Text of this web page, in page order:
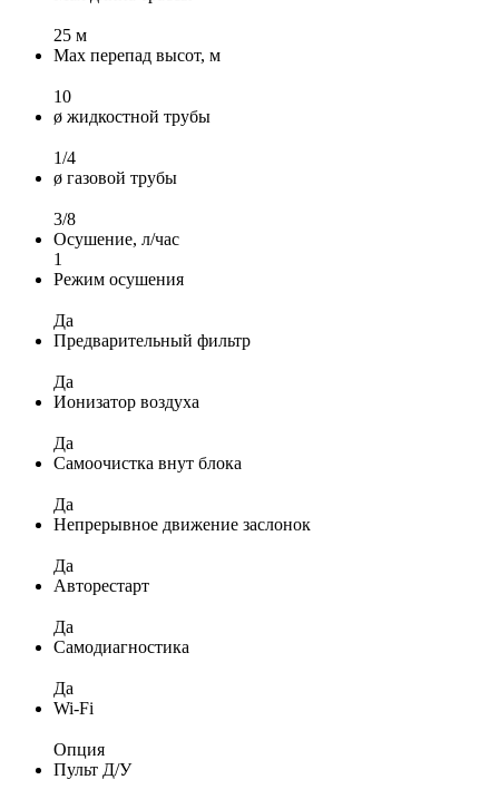
25 м
Max перепад высот, м
10
ø жидкостной трубы
1/4
ø газовой трубы
3/8
Осушение, л/час
1
Режим осушения
Да
Предварительный фильтр
Да
Ионизатор воздуха
Да
Самоочистка внут блока
Да
Непрерывное движение заслонок
Да
Авторестарт
Да
Самодиагностика
Да
Wi-Fi
Опция
Пульт Д/У